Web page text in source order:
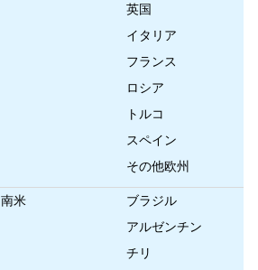
英国
イタリア
フランス
ロシア
トルコ
スペイン
その他欧州
南米
ブラジル
アルゼンチン
チリ